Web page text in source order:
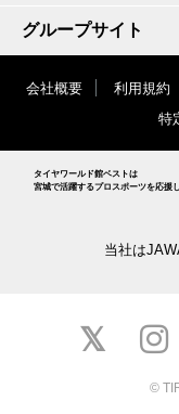
グループサイト
会社概要 利用規約
特
タイヤワールド館ベストは
宮城で活躍するプロスポーツを応援
当社は
©